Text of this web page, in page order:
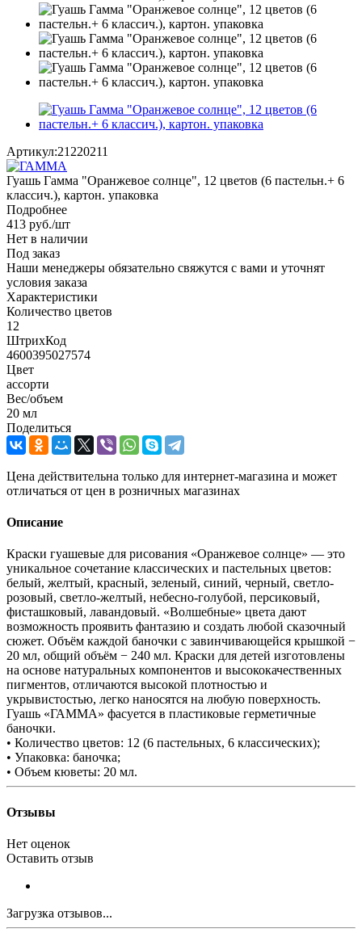
Артикул:21220211
Гуашь Гамма "Оранжевое солнце", 12 цветов (6 пастельн.+ 6
классич.), картон. упаковка
Подробнее
413 руб./шт
Нет в наличии
Под заказ
Наши менеджеры обязательно свяжутся с вами и уточнят
условия заказа
Характеристики
Количество цветов
12
ШтрихКод
4600395027574
Цвет
ассорти
Вес/объем
20 мл
Поделиться
Цена действительна только для интернет-магазина и может
отличаться от цен в розничных магазинах
Описание
Краски гуашевые для рисования «Оранжевое солнце» — это
уникальное сочетание классических и пастельных цветов:
белый, желтый, красный, зеленый, синий, черный, светло-
розовый, светло-желтый, небесно-голубой, персиковый,
фисташковый, лавандовый. «Волшебные» цвета дают
возможность проявить фантазию и создать любой сказочный
сюжет. Объём каждой баночки с завинчивающейся крышкой −
20 мл, общий объём − 240 мл. Краски для детей изготовлены
на основе натуральных компонентов и высококачественных
пигментов, отличаются высокой плотностью и
укрывистостью, легко наносятся на любую поверхность.
Гуашь «ГАММА» фасуется в пластиковые герметичные
баночки.
• Количество цветов: 12 (6 пастельных, 6 классических);
• Упаковка: баночка;
• Объем кюветы: 20 мл.
Отзывы
Нет оценок
Оставить отзыв
Загрузка отзывов...